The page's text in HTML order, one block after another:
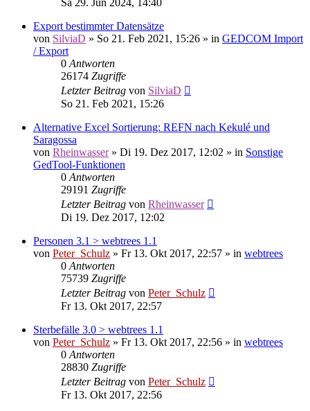
Export bestimmter Datensätze
von SilviaD » So 21. Feb 2021, 15:26 » in GEDCOM Import
/ Export
0 Antworten
26174 Zugriffe
Letzter Beitrag von SilviaD
So 21. Feb 2021, 15:26
Alternative Excel Sortierung: REFN nach Kekulé und
Saragossa
von Rheinwasser» Di 19. Dez 2017, 12:02 » in Sonstige
GedTool-Funktionen
0 Antworten
29191 Zugriffe
Letzter Beitrag von Rheinwasser
Di 19. Dez 2017, 12:02
Personen 3.1 > webtrees 1.1
von Peter_Schulz » Fr 13. Okt 2017, 22:57 » in webtrees
0 Antworten
75739 Zugriffe
Letzter Beitrag von Peter_Schulz
Fr 13. Okt 2017, 22:57
Sterbefälle 3.0 > webtrees 1.1
von Peter_Schulz » Fr 13. Okt 2017, 22:56 » in webtrees
0 Antworten
28830 Zugriffe
Letzter Beitrag von Peter_Schulz
Fr 13. Okt 2017, 22:56